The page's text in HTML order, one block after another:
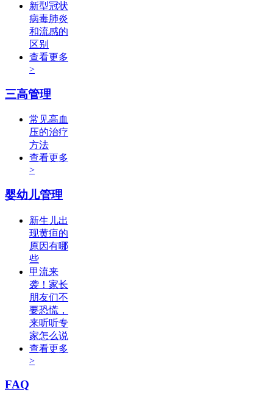
新型冠状
病毒肺炎
和流感的
区别
查看更多
>
三高管理
常见高血
压的治疗
方法
查看更多
>
婴幼儿管理
新生儿出
现黄疸的
原因有哪
些
甲流来
袭！家长
朋友们不
要恐慌，
来听听专
家怎么说
查看更多
>
FAQ